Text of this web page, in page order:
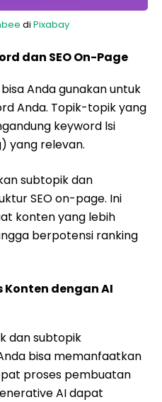
di Pixabay
dan SEO On-Page
Anda gunakan untuk
Anda. Topik-topik yang
keyword lsi
yang relevan.
subtopik dan
SEO on-page. Ini
konten yang lebih
berpotensi ranking
dengan AI
dan subtopik
bisa memanfaatkan
proses pembuatan
AI dapat